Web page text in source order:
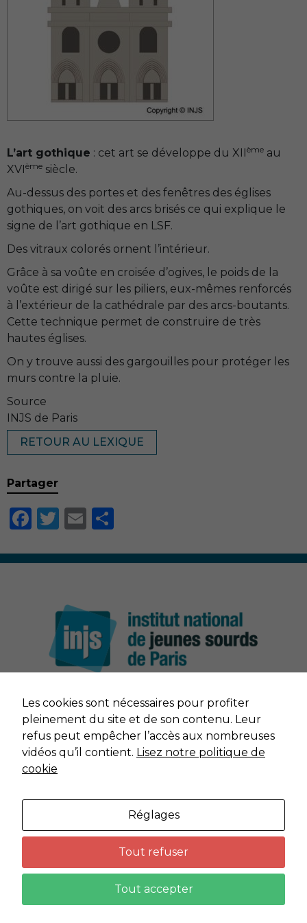
L’art gothique : cet art se développe du XIIème au
XVIème siècle.
Au-dessus des portes et des fenêtres des églises
gothiques, on voit des arcs brisés ce qui explique le
signe de l’art gothique en LSF.
Des vitraux colorés ornent l’intérieur.
Grâce à sa voûte en croisée d’ogives, le poids de la
voûte est dirigé sur les piliers, eux-mêmes renforcés
à l’extérieur de la cathédrale par des arcs-boutants.
Cette technique permet de construire de très
hautes églises.
On y trouve aussi des gargouilles pour protéger les
murs contre la pluie.
Source
INJS de Paris
RETOUR AU LEXIQUE
Partager
Facebook
Twitter
Email
NOUS CONTACTER
MENTIONS LÉGALES
PLAN DU SITE
Imaginé parNeftis
Les cookies sont nécessaires pour profiter
pleinement du site et de son contenu. Leur
refus peut empêcher l’accès aux nombreuses
vidéos qu’il contient. Lisez notre politique de
cookie
Réglages
Tout refuser
Tout accepter
sont pas
facultatifs. Ils
sont nécessaires
au
fonctionnement
Vidéos
Afin que notre
site Web
possible lors
de votre visite.
refusez ces
cookies,
fonctionnalités
disparaîtront
du site Web.